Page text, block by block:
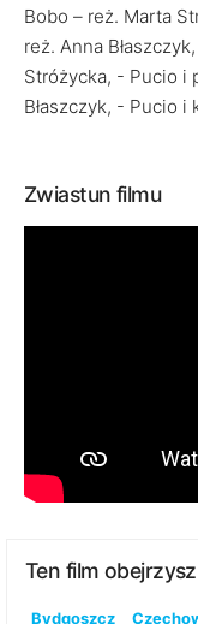
Bobo – reż. Marta
reż. Anna
Stróżycka, - Pucio i
Błaszczyk, - Pucio i
Zwiastun filmu
Ten film
Bydgoszcz